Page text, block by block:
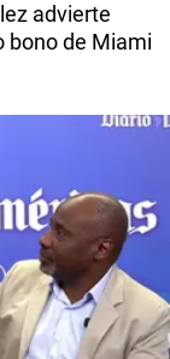
advierte
bono de Miami